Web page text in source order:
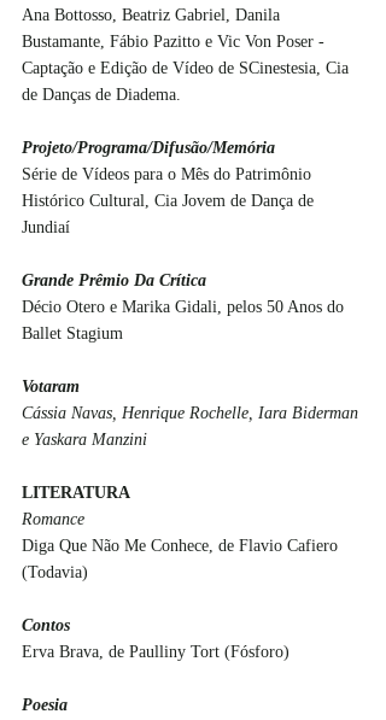
Ana Bottosso, Beatriz Gabriel, Danila
Bustamante, Fábio Pazitto e Vic Von Poser -
Captação e Edição de Vídeo de SCinestesia, Cia
de Danças de Diadema.
Projeto/Programa/Difusão/Memória
Série de Vídeos para o Mês do Patrimônio
Histórico Cultural, Cia Jovem de Dança de
Jundiaí
Grande Prêmio Da Crítica
Décio Otero e Marika Gidali, pelos 50 Anos do
Ballet Stagium
Votaram
Cássia Navas, Henrique Rochelle, Iara Biderman
e Yaskara Manzini
LITERATURA
Romance
Diga Que Não Me Conhece, de Flavio Cafiero
(Todavia)
Contos
Erva Brava, de Paulliny Tort (Fósforo)
Poesia